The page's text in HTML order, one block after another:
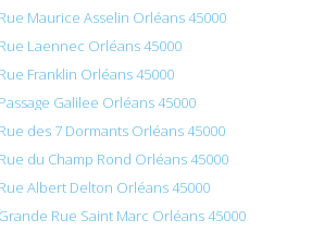
Maurice Asselin Orléans 45000
Laennec Orléans 45000
Franklin Orléans 45000
Galilee Orléans 45000
des 7 Dormants Orléans 45000
du Champ Rond Orléans 45000
Albert Delton Orléans 45000
Rue Saint Marc Orléans 45000